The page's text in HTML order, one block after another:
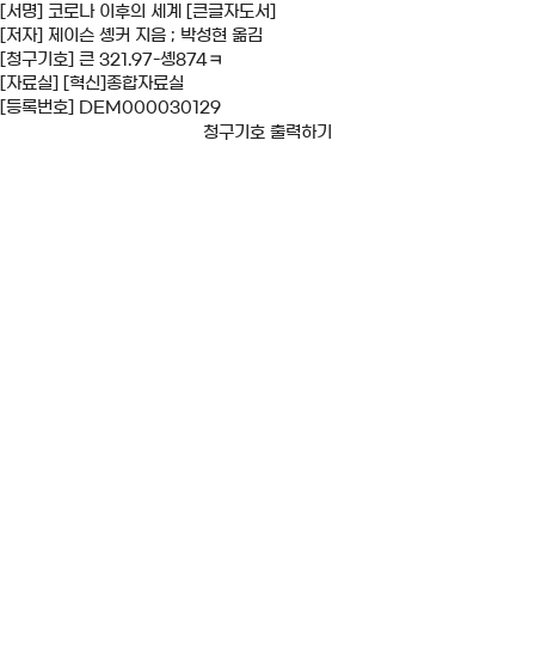
[서명] 코로나 이후의 세계 [큰글자도서]
[저자] 제이슨 솅커 지음 ; 박성현 옮김
[청구기호] 큰 321.97-솅874ㅋ
[자료실] [혁신]종합자료실
[등록번호] DEM000030129
청구기호 출력하기